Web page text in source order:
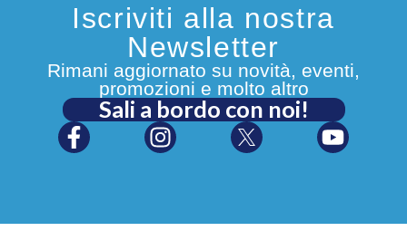
Iscriviti alla nostra
Newsletter
Rimani aggiornato su novità, eventi,
promozioni e molto altro
Sali a bordo con noi!